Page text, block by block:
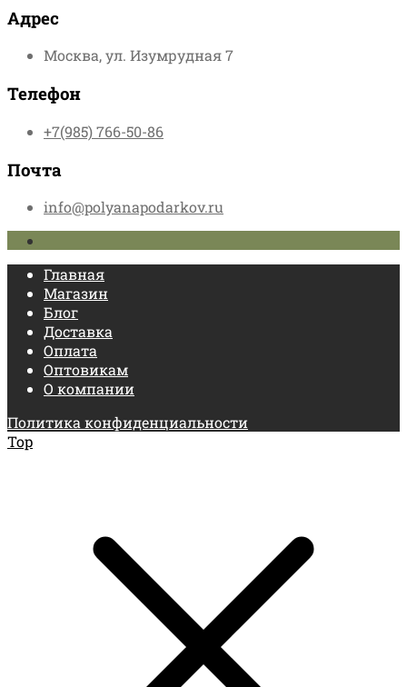
Адрес
Москва, ул. Изумрудная 7
Телефон
+7(985) 766-50-86
Почта
info@polyanapodarkov.ru
Главная
Магазин
Блог
Доставка
Оплата
Оптовикам
О компании
Политика конфиденциальности
Top